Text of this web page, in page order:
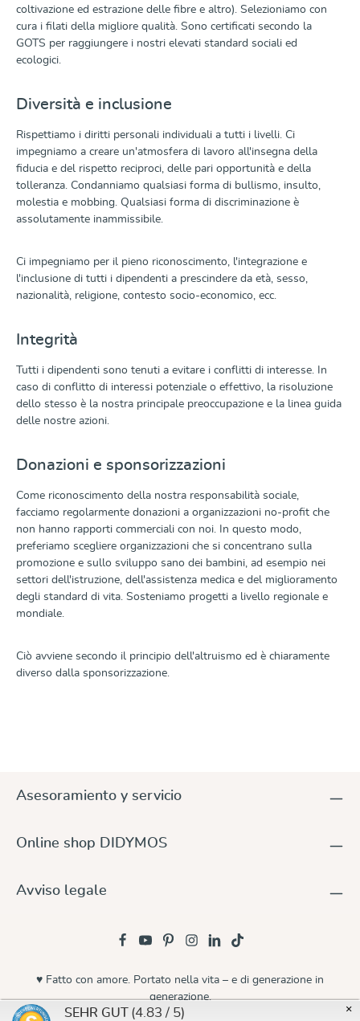
coltivazione ed estrazione delle fibre e altro). Selezioniamo con
cura i filati della migliore qualità. Sono certificati secondo la
GOTS per raggiungere i nostri elevati standard sociali ed
ecologici.
Diversità e inclusione
Rispettiamo i diritti personali individuali a tutti i livelli. Ci
impegniamo a creare un'atmosfera di lavoro all'insegna della
fiducia e del rispetto reciproci, delle pari opportunità e della
tolleranza. Condanniamo qualsiasi forma di bullismo, insulto,
molestia e mobbing. Qualsiasi forma di discriminazione è
assolutamente inammissibile.
Ci impegniamo per il pieno riconoscimento, l'integrazione e
l'inclusione di tutti i dipendenti a prescindere da età, sesso,
nazionalità, religione, contesto socio-economico, ecc.
Integrità
Tutti i dipendenti sono tenuti a evitare i conflitti di interesse. In
caso di conflitto di interessi potenziale o effettivo, la risoluzione
dello stesso è la nostra principale preoccupazione e la linea guida
delle nostre azioni.
Donazioni e sponsorizzazioni
Come riconoscimento della nostra responsabilità sociale,
facciamo regolarmente donazioni a organizzazioni no-profit che
non hanno rapporti commerciali con noi. In questo modo,
preferiamo scegliere organizzazioni che si concentrano sulla
promozione e sullo sviluppo sano dei bambini, ad esempio nei
settori dell'istruzione, dell'assistenza medica e del miglioramento
degli standard di vita. Sosteniamo progetti a livello regionale e
mondiale.
Ciò avviene secondo il principio dell'altruismo ed è chiaramente
diverso dalla sponsorizzazione.
Asesoramiento y servicio
Online shop DIDYMOS
Avviso legale
♥ Fatto con amore. Portato nella vita – e di generazione in
generazione.
×
SEHR GUT (4.83 / 5)